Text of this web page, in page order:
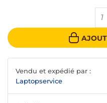
1
Vendu et expédié par :
Laptopservice